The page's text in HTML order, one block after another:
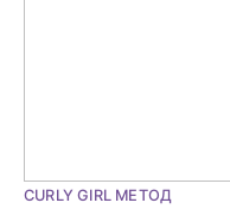
CURLY GIRL МЕТОД